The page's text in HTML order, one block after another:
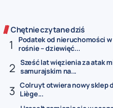
Chętnie czytane dziś
Podatek od nieruchomości
rośnie – dziewięć...
Sześć lat więzienia za atak
samurajskim na...
Colruyt otwiera nowy sklep
Liège...